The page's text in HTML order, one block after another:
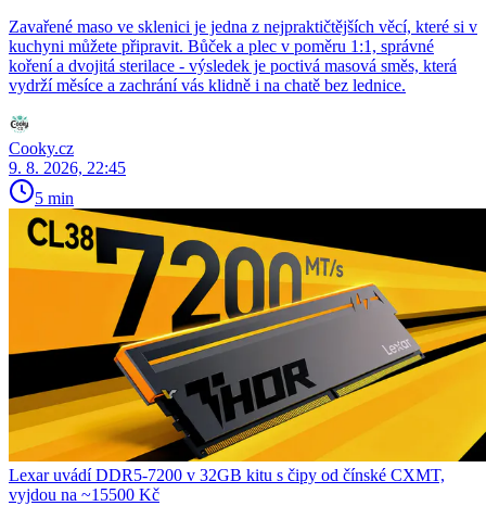
Zavařené maso ve sklenici je jedna z nejpraktičtějších věcí, které si v
kuchyni můžete připravit. Bůček a plec v poměru 1:1, správné
koření a dvojitá sterilace - výsledek je poctivá masová směs, která
vydrží měsíce a zachrání vás klidně i na chatě bez lednice.
Cooky.cz
9. 8. 2026, 22:45
5 min
Lexar uvádí DDR5-7200 v 32GB kitu s čipy od čínské CXMT,
vyjdou na ~15500 Kč